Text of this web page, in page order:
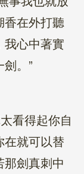
香在外打聽
心中著實
。”
看得起你自
在就可以替
劍真刺中